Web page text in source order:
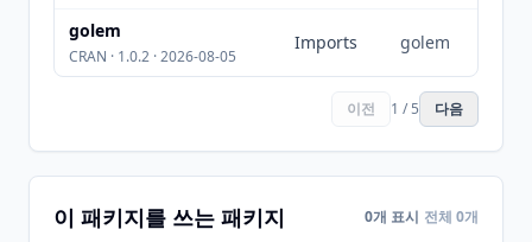
golem
CRAN · 1.0.2 · 2026-08-05
Imports golem
이전 1 / 5 다음
이 패키지를 쓰는 패키지 0개 표시 전체 0개